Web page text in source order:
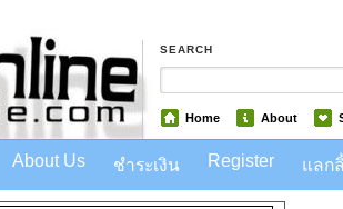
SEARCH
Home About
About Us ชำระเงิน Register แลก